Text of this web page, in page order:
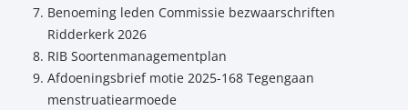
Benoeming leden Commissie bezwaarschriften
Ridderkerk 2026
RIB Soortenmanagementplan
Afdoeningsbrief motie 2025-168 Tegengaan
menstruatiearmoede